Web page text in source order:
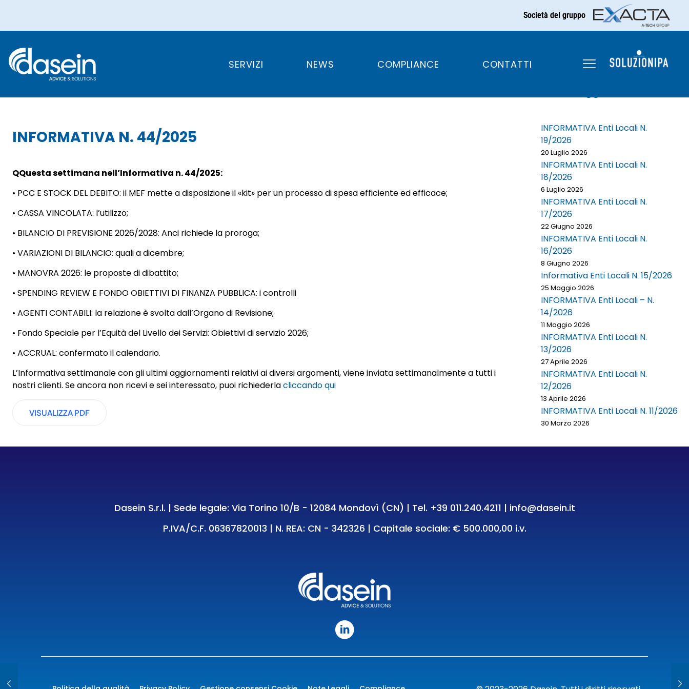
Società del gruppo
SERVIZI NEWS COMPLIANCE CONTATTI
INFORMATIVA N. 44/2025
INFORMATIVA N. 44/2025
QQuesta settimana nell’Informativa n. 44/2025:
• PCC E STOCK DEL DEBITO: il MEF mette a disposizione il «kit» per un processo di spesa efficiente ed efficace;
• CASSA VINCOLATA: l’utilizzo;
• BILANCIO DI PREVISIONE 2026/2028: Anci richiede la proroga;
• VARIAZIONI DI BILANCIO: quali a dicembre;
• MANOVRA 2026: le proposte di dibattito;
• SPENDING REVIEW E FONDO OBIETTIVI DI FINANZA PUBBLICA: i controlli
• AGENTI CONTABILI: la relazione è svolta dall’Organo di Revisione;
• Fondo Speciale per l’Equità del Livello dei Servizi: Obiettivi di servizio 2026;
• ACCRUAL: confermato il calendario.
L’Informativa settimanale con gli ultimi aggiornamenti relativi ai diversi argomenti, viene inviata settimanalmente a tutti i
nostri clienti. Se ancora non ricevi e sei interessato, puoi richiederlacliccando qui
VISUALIZZA PDF
INFORMATIVA Enti Locali N.
19/2026
20 Luglio 2026
INFORMATIVA Enti Locali N.
18/2026
6 Luglio 2026
INFORMATIVA Enti Locali N.
17/2026
22 Giugno 2026
INFORMATIVA Enti Locali N.
16/2026
8 Giugno 2026
Informativa Enti Locali N. 15/2026
25 Maggio 2026
INFORMATIVA Enti Locali – N.
14/2026
11 Maggio 2026
INFORMATIVA Enti Locali N.
13/2026
27 Aprile 2026
INFORMATIVA Enti Locali N.
12/2026
13 Aprile 2026
INFORMATIVA Enti Locali N. 11/2026
30 Marzo 2026
Dasein S.r.l. | Sede legale: Via Torino 10/B - 12084 Mondovì (CN) | Tel. +39 011.240.4211 | info@dasein.it
P.IVA/C.F. 06367820013 | N. REA: CN - 342326 | Capitale sociale: € 500.000,00 i.v.